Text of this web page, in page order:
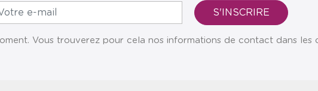
Vous trouverez pour cela nos informations de contact dans les